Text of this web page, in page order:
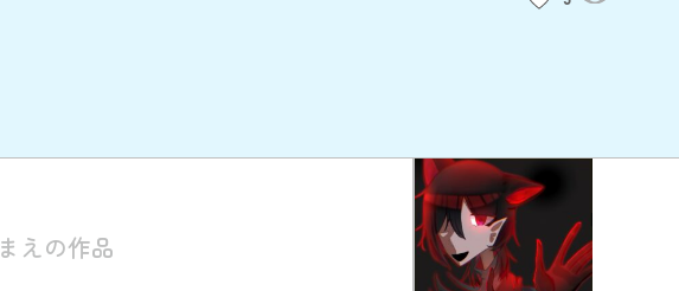
まえの作品